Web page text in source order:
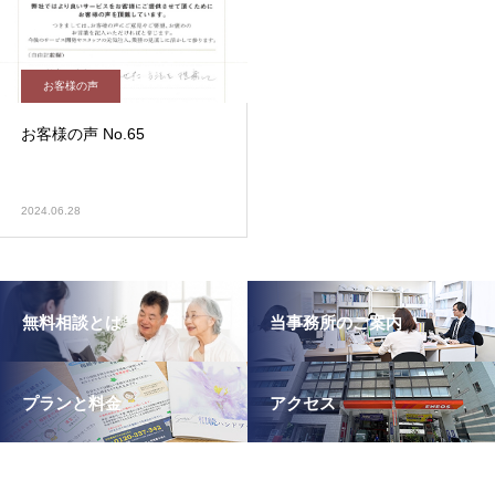
お客様の声
お客様の声 No.65
2024.06.28
無料相談とは 当事務所のご案内
プランと料金 アクセス